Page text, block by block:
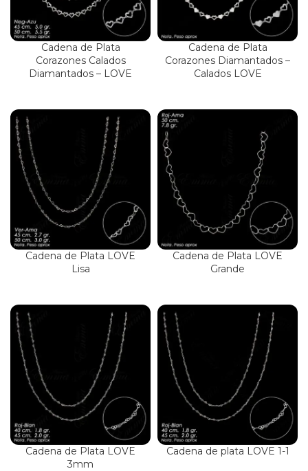
Cadena de Plata
Corazones Calados
Diamantados – LOVE
Cadena de Plata
Corazones Diamantados –
Calados LOVE
Cadena de Plata LOVE
Lisa
Cadena de Plata LOVE
Grande
Cadena de Plata LOVE
3mm
Cadena de plata LOVE 1-1